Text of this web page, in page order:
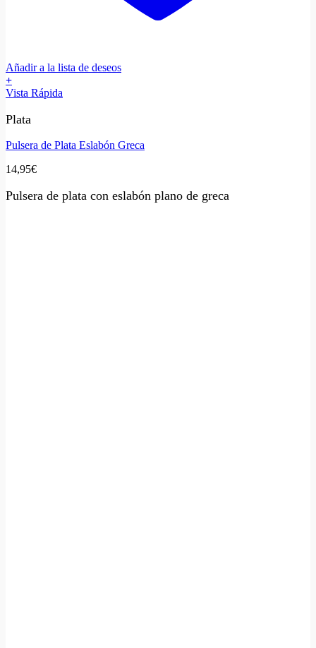
Añadir a la lista de deseos
+
Vista Rápida
Plata
Pulsera de Plata Eslabón Greca
14,95€
Pulsera de plata con eslabón plano de greca